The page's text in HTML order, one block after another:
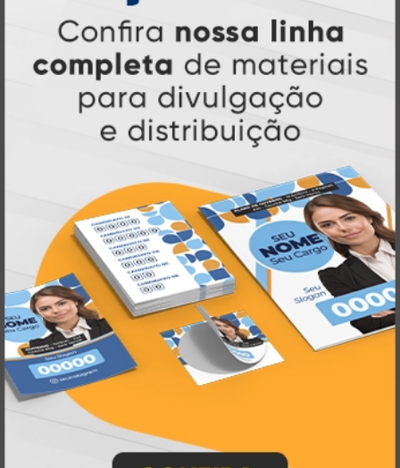
atendem às suas necessidades.
Liderança e Qualidade em
Impressão
Prestes a completar três décadas de
a Atual Card segue
como referência no mercado gráfico e de
, oferecendo
qualidade. Nosso segredo? Um portfólio
completo de produtos personalizados, um
site intuitivo e fácil de navegar, eentrega
rápida para todo o Brasil. Tudo foi
projetado para proporcionara melhor
experiência de compra e a máxima
satisfação dos nossos clientes
Tecnologia de Ponta em Impressão
Personalizada
Na Atual Card
, você tem total liberdade para
enviar sua arte nos principais formatos dos
softwares gráficos mais utilizados, como
CorelDRAW (CDR), Photoshop (PSD) e
Illustrator (AI), além do padrão de
impressão PDF/X-4 . E se preferir criar no